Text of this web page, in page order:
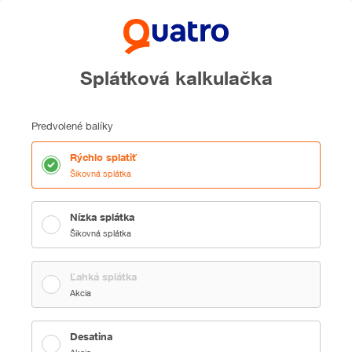
Splátková kalkulačka
Predvolené balíky
Rýchlo splatiť
Šikovná splátka
Nízka splátka
Šikovná splátka
Ľahká splátka
Akcia
Desatina